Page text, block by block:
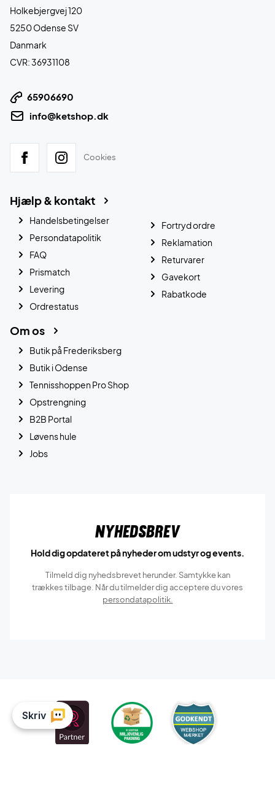
Holkebjergvej 120
5250 Odense SV
Danmark
CVR: 36931108
65906690
info@ketshop.dk
Cookies
Hjælp & kontakt
Handelsbetingelser
Persondatapolitik
FAQ
Prismatch
Levering
Ordrestatus
Fortryd ordre
Reklamation
Returvarer
Gavekort
Rabatkode
Om os
Butik på Frederiksberg
Butik i Odense
Tennisshoppen Pro Shop
Opstrengning
B2B Portal
Løvens hule
Jobs
Nyhedsbrev
Hold dig opdateret på nyheder om udstyr og events.
Tilmeld dig nyhedsbrevet herunder. Samtykke kan
trækkes tilbage. Når du tilmelder dig acceptere du vores
persondatapolitik.